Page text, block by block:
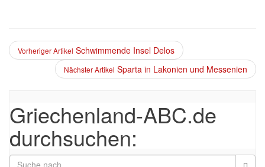
Vorheriger Artikel Schwimmende Insel Delos
Nächster Artikel Sparta in Lakonien und Messenien
Griechenland-ABC.de
durchsuchen: